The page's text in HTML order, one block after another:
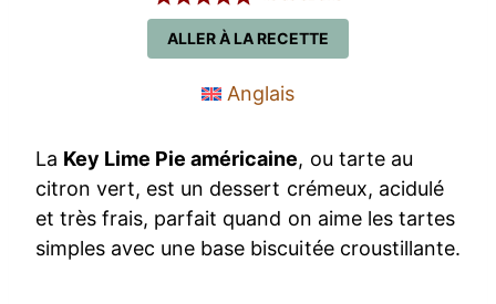
ALLER À LA RECETTE
Anglais
La Key Lime Pie américaine, ou tarte au
citron vert, est un dessert crémeux, acidulé
et très frais, parfait quand on aime les tartes
simples avec une base biscuitée croustillante.